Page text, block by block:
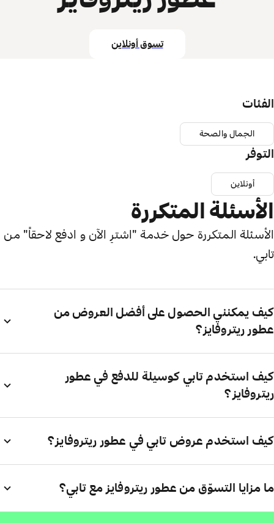
تسوق أونلاين
الفئات
الجمال والصحة
التوفر
أونلاين
الأسئلة المتكررة
الأسئلة المتكررة حول خدمة "اشترِ الآن و ادفع لاحقاً" من
تابي.
كيف يمكنني الحصول على أفضل العروض من
عطور ريتروفايز؟
كيف استخدم تابي كوسيلة للدفع في عطور
ريتروفايز؟
كيف استخدم عروض تابي في عطور ريتروفايز؟
ما مزايا التسوّق من عطور ريتروفايز مع تابي؟